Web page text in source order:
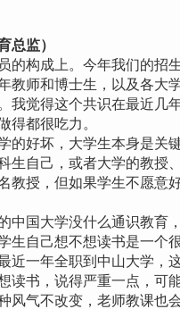
总监）
构成上。今年我们的招
教师和博士生，以及各大
我觉得这个共识在最近几
得都很吃力。
好坏，大学生本身是关
生自己，或者大学的教授
教授，但如果学生不愿意
国大学没什么通识教育
生自己想不想读书是一个
近一年全职到中山大学，
读书，说得严重一点，可
风气不改变，老师教课也